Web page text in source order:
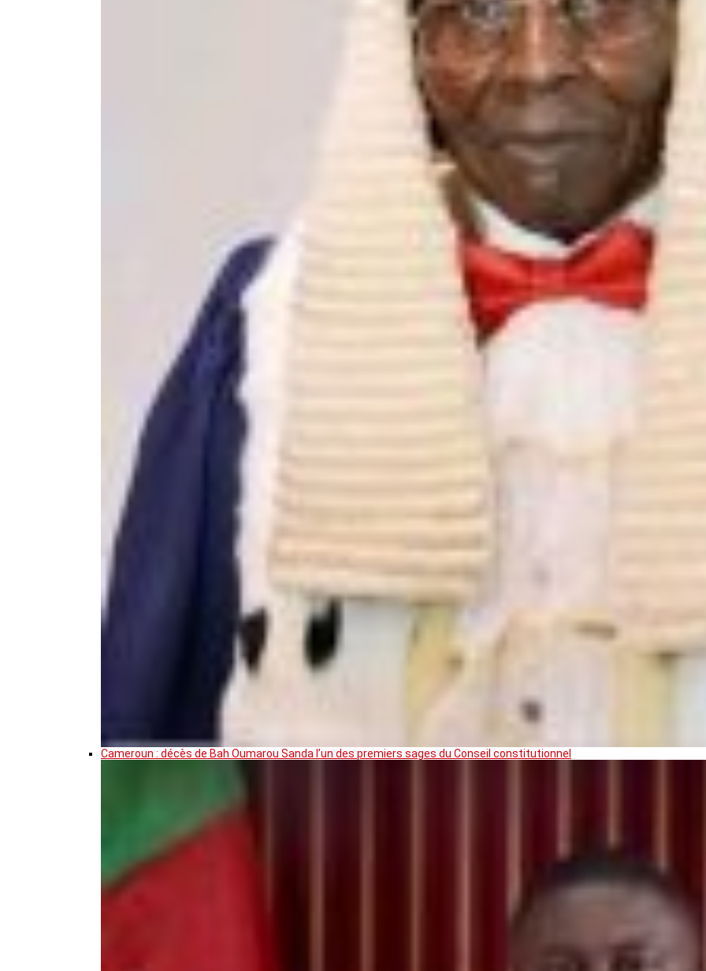
Cameroun : décès de Bah Oumarou Sanda l’un des premiers sages du Conseil constitutionnel